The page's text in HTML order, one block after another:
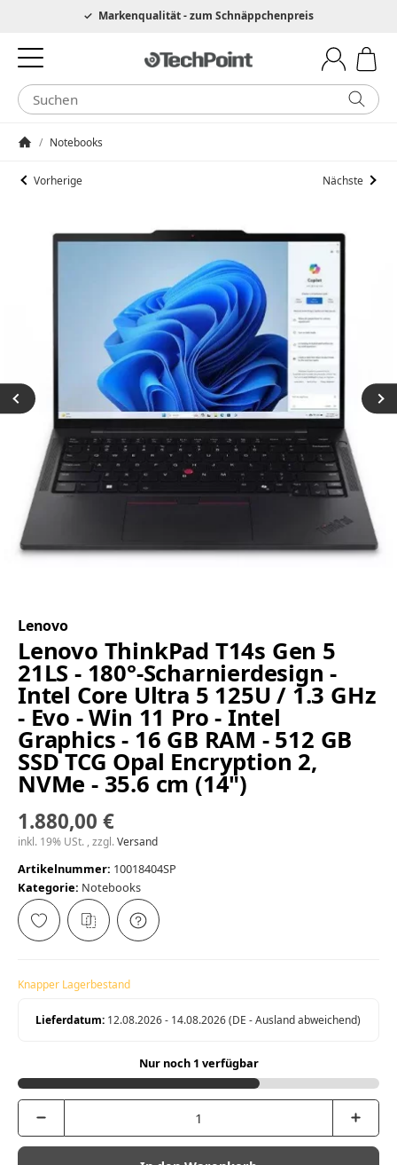
Hotline 0049 6205 3079975Markenqualität - zum Schnäppchenpreis
/ Notebooks
Vorherige Nächste
Lenovo
Lenovo ThinkPad T14s Gen 5
21LS - 180°-Scharnierdesign -
Intel Core Ultra 5 125U / 1.3 GHz
- Evo - Win 11 Pro - Intel
Graphics - 16 GB RAM - 512 GB
SSD TCG Opal Encryption 2,
NVMe - 35.6 cm (14")
1.880,00 €
inkl. 19% USt. , zzgl.Versand
Artikelnummer: 10018404SP
Kategorie: Notebooks
Knapper Lagerbestand
Lieferdatum: 12.08.2026 - 14.08.2026(DE - Ausland abweichend)
Nur noch 1 verfügbar